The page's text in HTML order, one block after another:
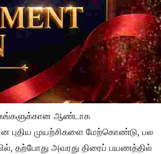
ஆண்டாக
புதிய முயற்சிகளை மேற்கொண்டு, பல
தற்போது அவரது திரைப் பயணத்தில்